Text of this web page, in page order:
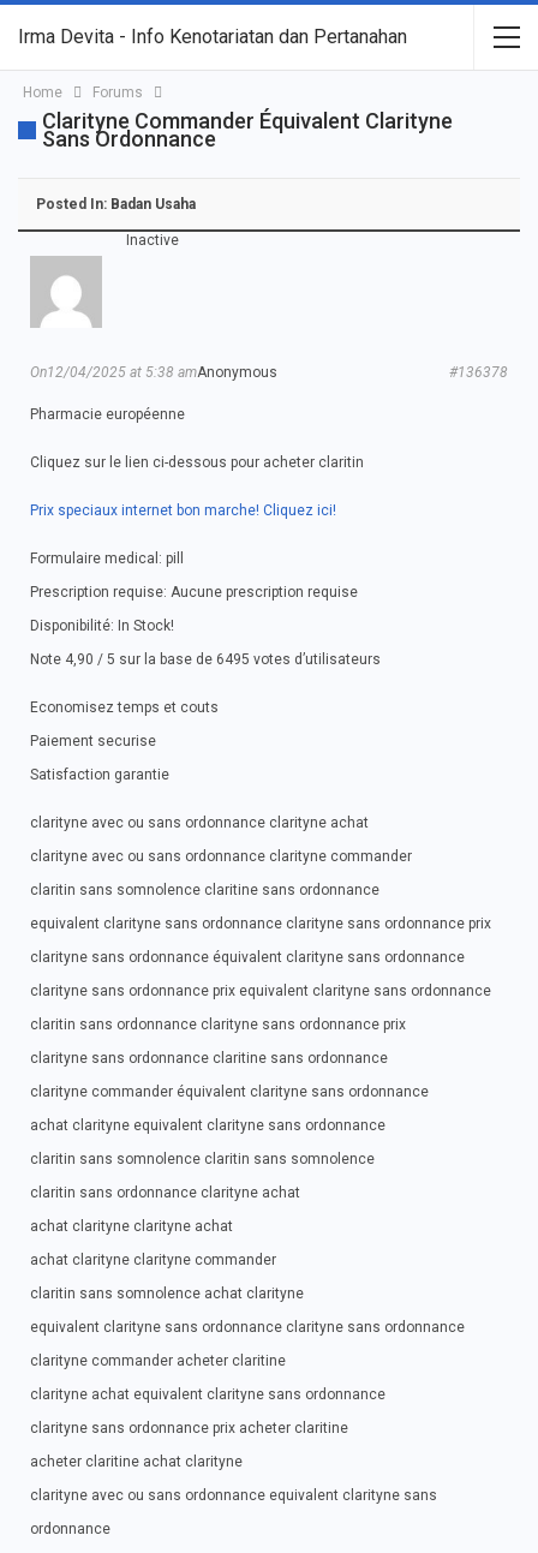
Irma Devita - Info Kenotariatan dan Pertanahan
Home Forums
Clarityne Commander Équivalent Clarityne
Sans Ordonnance
Posted In: Badan Usaha
Inactive
Anonymous
On12/04/2025 at 5:38 am #136378
Pharmacie européenne
Cliquez sur le lien ci-dessous pour acheter claritin
Prix speciaux internet bon marche! Cliquez ici!
Formulaire medical: pill
Prescription requise: Aucune prescription requise
Disponibilité: In Stock!
Note 4,90 / 5 sur la base de 6495 votes d’utilisateurs
Economisez temps et couts
Paiement securise
Satisfaction garantie
clarityne avec ou sans ordonnance clarityne achat
clarityne avec ou sans ordonnance clarityne commander
claritin sans somnolence claritine sans ordonnance
equivalent clarityne sans ordonnance clarityne sans ordonnance prix
clarityne sans ordonnance équivalent clarityne sans ordonnance
clarityne sans ordonnance prix equivalent clarityne sans ordonnance
claritin sans ordonnance clarityne sans ordonnance prix
clarityne sans ordonnance claritine sans ordonnance
clarityne commander équivalent clarityne sans ordonnance
achat clarityne equivalent clarityne sans ordonnance
claritin sans somnolence claritin sans somnolence
claritin sans ordonnance clarityne achat
achat clarityne clarityne achat
achat clarityne clarityne commander
claritin sans somnolence achat clarityne
equivalent clarityne sans ordonnance clarityne sans ordonnance
clarityne commander acheter claritine
clarityne achat equivalent clarityne sans ordonnance
clarityne sans ordonnance prix acheter claritine
acheter claritine achat clarityne
clarityne avec ou sans ordonnance equivalent clarityne sans
ordonnance